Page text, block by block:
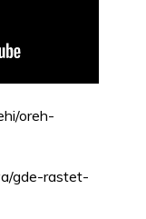
oreh-
gde-rastet-